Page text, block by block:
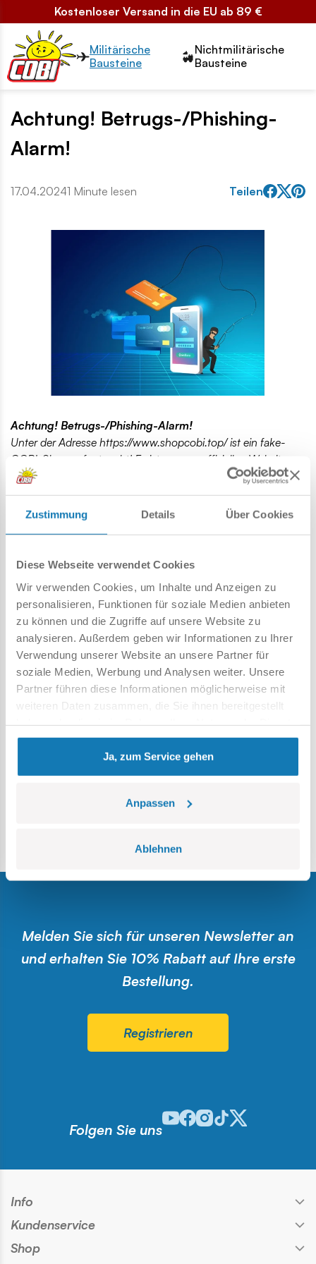
Zustimmung Details Über Cookies
Diese Webseite verwendet Cookies
Wir verwenden Cookies, um Inhalte und Anzeigen zu
personalisieren, Funktionen für soziale Medien anbieten
zu können und die Zugriffe auf unsere Website zu
analysieren. Außerdem geben wir Informationen zu Ihrer
Verwendung unserer Website an unsere Partner für
soziale Medien, Werbung und Analysen weiter. Unsere
Partner führen diese Informationen möglicherweise mit
weiteren Daten zusammen, die Sie ihnen bereitgestellt
gesammelt haben.
Ja, zum Service gehen
Anpassen
Ablehnen
Kostenloser Versand in die EU ab 89 €
Przełącznik segmentów2
Militärische
Bausteine
Nichtmilitärische
Bausteine
Achtung! Betrugs-/Phishing-
Alarm!
17.04.20241 Minute lesen Teilen
Achtung! Betrugs-/Phishing-Alarm!
Unter der Adresse https://www.shopcobi.top/ ist ein fake-
COBI-Shop aufgetaucht! Es ist unserer offiziellen Website
zum Verwechseln ähnlich. COBI hat nichts mit diesem Laden
zu tun. Wir haben die gefälschte Website den zuständigen
Behörden gemeldet. Versuchen Sie nicht, auf dieser Website
können Ihr Bankkonto plündern! Achten Sie auch auf das
fake-COBI-Shop!
Denken Sie daran, nur in bewährten Online-Shops
einzukaufen! Überprüfen Sie Meinungen und Kommentare zu
Geschäften. Nutzen Sie Ihren gesunden Menschenverstand
– ein zu attraktives Angebot sollte Sie wachsam machen!
Wenn
Sie eine verdächtige Website mit COBI-Blöcken gefunden
umgehend überprüfen!
Unsere offiziellen und sicheren Online-Shops finden Sie hier:
https://cobi.eu
Melden Sie sich für unseren Newsletter an
und erhalten Sie 10% Rabatt auf Ihre erste
Bestellung.
Registrieren
Folgen Sie uns
Odwiedź nasz profil w serwisie
Odwiedź nasz profil w serwisie
Odwiedź nasz profil w
Odwiedź nasz profil w
Odwiedź nasz
Info
Kundenservice
Shop